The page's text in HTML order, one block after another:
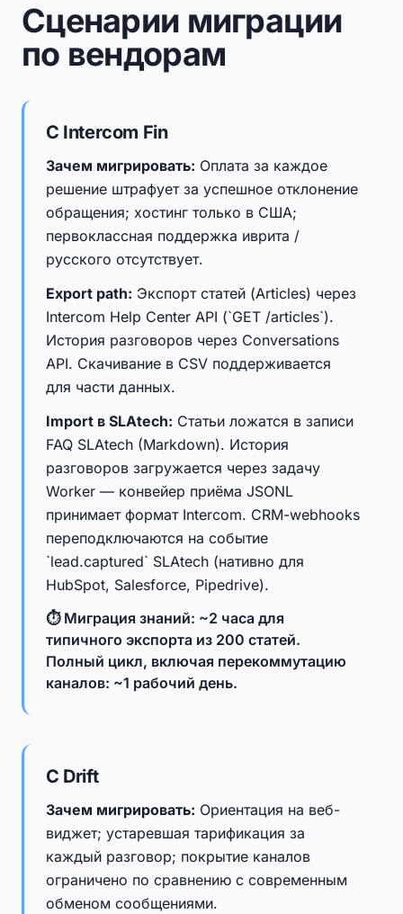
Сценарии миграции
по вендорам
С Intercom Fin
Зачем мигрировать: Оплата за каждое
решение штрафует за успешное отклонение
обращения; хостинг только в США;
первоклассная поддержка иврита /
русского отсутствует.
Export path: Экспорт статей (Articles) через
Intercom Help Center API (`GET /articles`).
История разговоров через Conversations
API. Скачивание в CSV поддерживается
для части данных.
Import в SLAtech: Статьи ложатся в записи
FAQ SLAtech (Markdown). История
разговоров загружается через задачу
Worker — конвейер приёма JSONL
принимает формат Intercom. CRM-webhooks
переподключаются на событие
`lead.captured` SLAtech (нативно для
HubSpot, Salesforce, Pipedrive).
⏱ Миграция знаний: ~2 часа для
типичного экспорта из 200 статей.
Полный цикл, включая перекоммутацию
каналов: ~1 рабочий день.
С Drift
Зачем мигрировать: Ориентация на веб-
виджет; устаревшая тарификация за
каждый разговор; покрытие каналов
ограничено по сравнению с современным
обменом сообщениями.